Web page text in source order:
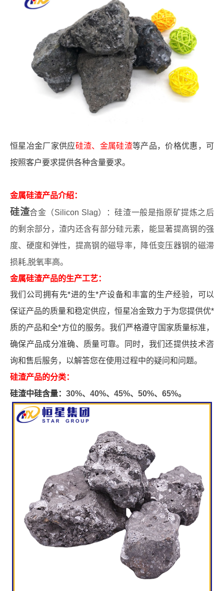
恒星冶金厂家供应硅渣、金属硅渣等产品，价格优惠，可
按照客户要求提供各种含量要求。
金属硅渣产品介绍：
硅渣合金（Silicon Slag）：硅渣一般是指原矿提炼之后
的剩余部分，渣内还含有部分硅元素，能显著提高钢的强
度、硬度和弹性，提高钢的磁导率，降低变压器钢的磁滞
损耗,脱氧率高。
金属硅渣产品的生产工艺：
我们公司拥有先*进的生*产设备和丰富的生产经验，可以
保证产品的质量和稳定供应，恒星冶金致力于为您提供优*
质的产品和全*方位的服务。我们严格遵守国家质量标准，
确保产品成分准确、质量可靠。同时，我们还提供技术咨
询和售后服务，以解答您在使用过程中的疑问和问题。
硅渣产品的分类：
硅渣中硅含量： 30%、 40%、 45%、 50%、 65%。